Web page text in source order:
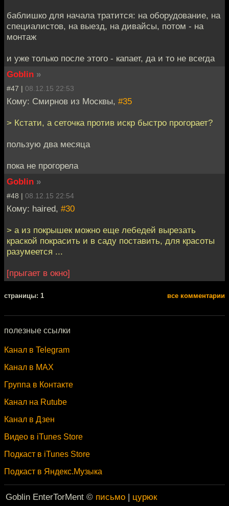
баблишко для начала тратится: на оборудование, на
специалистов, на выезд, на дивайсы, потом - на
монтаж
и уже только после этого - капает, да и то не всегда
Goblin »
#47 | 08.12.15 22:53
Кому: Смирнов из Москвы, #35
> Кстати, а сеточка против искр быстро прогорает?
пользую два месяца
пока не прогорела
Goblin »
#48 | 08.12.15 22:54
Кому: haired, #30
> а из покрышек можно еще лебедей вырезать
краской покрасить и в саду поставить, для красоты
разумеется ...
[прыгает в окно]
cтраницы: 1 все комментарии
полезные ссылки
Канал в Telegram
Канал в MAX
Группа в Контакте
Канал на Rutube
Канал в Дзен
Видео в iTunes Store
Подкаст в iTunes Store
Подкаст в Яндекс.Музыка
Goblin EnterTorMent © письмо | цурюк